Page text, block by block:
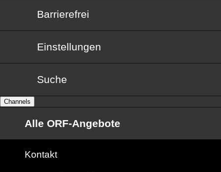
Barrierefrei
Barrierefrei
Einstellungen
Suche
Channels
Alle ORF-Angebote
Kontakt